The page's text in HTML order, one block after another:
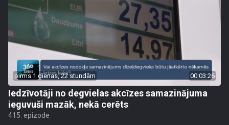
pirms 1 dienas, 22 stundām 00:03:26
Iedzīvotāji no degvielas akcīzes samazinājuma
ieguvuši mazāk, nekā cerēts
415. epizode